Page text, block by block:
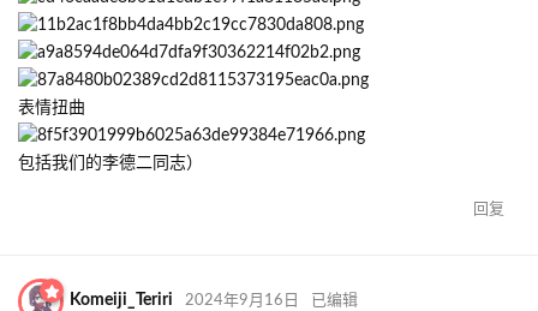
表情扭曲
包括我们的李德二同志）
回复
Komeiji_Teriri 2024年9月16日 已编辑